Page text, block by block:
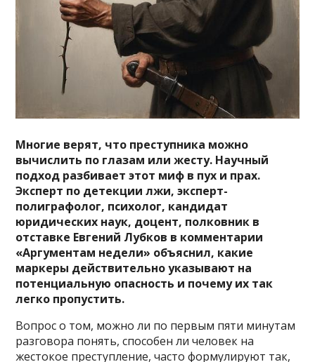
Многие верят, что преступника можно
вычислить по глазам или жесту. Научный
подход разбивает этот миф в пух и прах.
Эксперт по детекции лжи, эксперт-
полиграфолог, психолог, кандидат
юридических наук, доцент, полковник в
отставке Евгений Лубков в комментарии
«Аргументам недели» объяснил, какие
маркеры действительно указывают на
потенциальную опасность и почему их так
легко пропустить.
Вопрос о том, можно ли по первым пяти минутам
разговора понять, способен ли человек на
жестокое преступление, часто формулируют так,